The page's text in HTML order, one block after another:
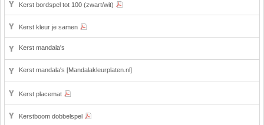
Kerst bordspel tot 100 (zwart/wit)
Kerst kleur je samen
Kerst mandala's
Kerst mandala's [Mandalakleurplaten.nl]
Kerst placemat
Kerstboom dobbelspel